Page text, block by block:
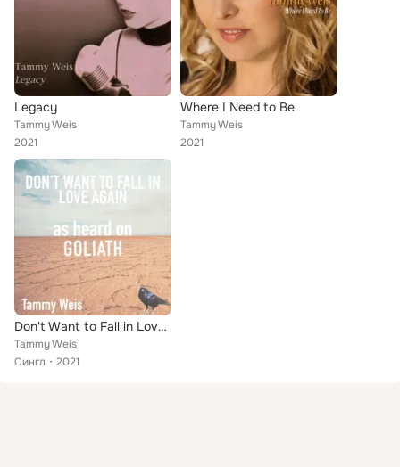
Legacy
Tammy Weis
2021
Where I Need to Be
Tammy Weis
2021
Don't Want to Fall in Love Again (As Heard on Goliath)
Tammy Weis
Сингл
2021